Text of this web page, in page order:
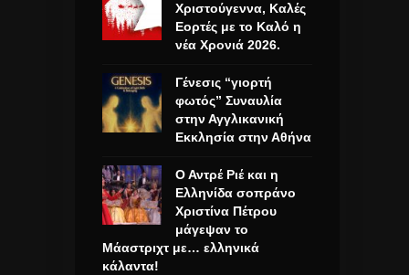
Χριστούγεννα, Καλές
Εορτές με το Καλό η
νέα Χρονιά 2026.
Γένεσις “γιορτή
φωτός” Συναυλία
στην Αγγλικανική
Εκκλησία στην Αθήνα
Ο Αντρέ Ριέ και η
Ελληνίδα σοπράνο
Χριστίνα Πέτρου
μάγεψαν το
Μάαστριχτ με… ελληνικά
κάλαντα!